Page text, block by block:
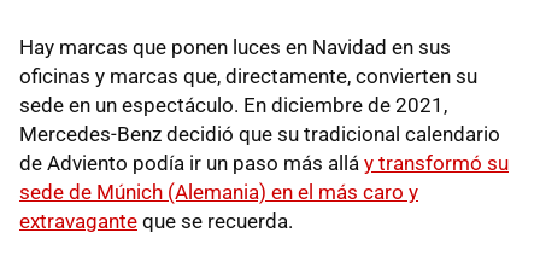
Hay marcas que ponen luces en Navidad en sus
oficinas y marcas que, directamente, convierten su
sede en un espectáculo. En diciembre de 2021,
Mercedes-Benz decidió que su tradicional calendario
de Adviento podía ir un paso más allá y transformó su
sede de Múnich (Alemania) en el más caro y
extravagante que se recuerda.